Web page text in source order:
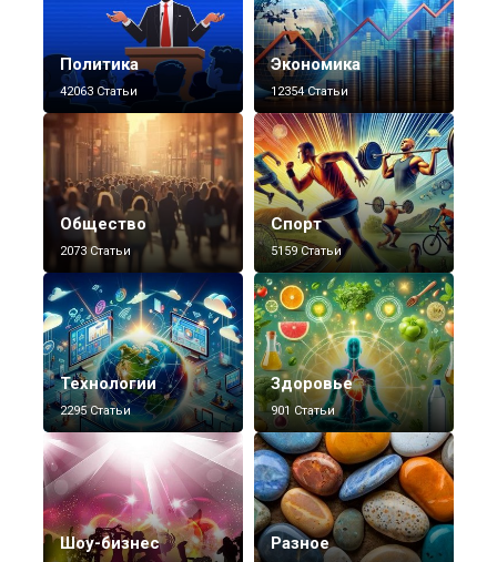
Политика
42063 Статьи
Экономика
12354 Статьи
Общество
2073 Статьи
Спорт
5159 Статьи
Технологии
2295 Статьи
Здоровье
901 Статьи
Шоу-бизнес Разное